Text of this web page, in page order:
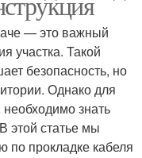
— это важный
участка. Такой
безопасность, но
Однако для
знать
этой статье мы
по прокладке кабеля